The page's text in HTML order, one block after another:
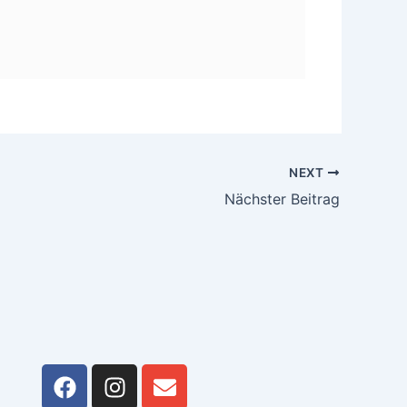
NEXT
Nächster Beitrag
F
a
I
n
E
n